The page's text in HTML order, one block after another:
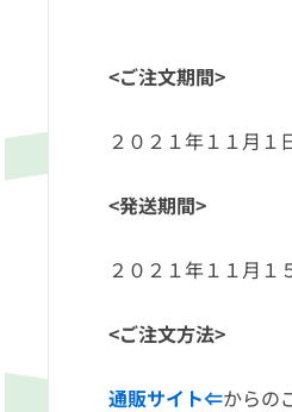
<ご注文期間>
２０２１年１１月１
<発送期間>
２０２１年１１月１
<ご注文方法>
通販サイト⇐からの